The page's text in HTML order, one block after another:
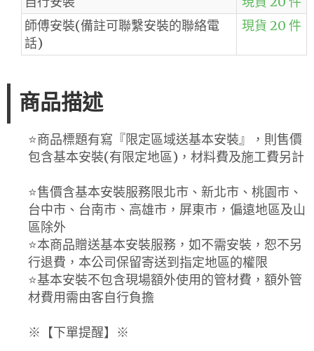
師傅安裝(備註可聯繫安裝的聯絡電
話)
現貨 20 件
商品描述
⭐️商品標題有寫『限定區域送基本安裝』，則售價
包含基本安裝(有限定地區)，材料費及施工費另計
⭐️售價含基本安裝服務限北市、新北市、桃園市、
台中市、台南市、高雄市，屏東市，偏遠地區及山
區除外
⭐️本商品贈送基本安裝服務，如不需安裝，恕不另
行退費，本公司保留寄送到指定地區的權限
⭐️基本安裝不包含現場額外使用的管材費，額外管
材費用需由客自行負擔
※【下單提醒】※